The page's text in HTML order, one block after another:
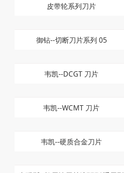
皮带轮系列刀片
御钻--切断刀片系列 05
韦凯--DCGT 刀片
韦凯--WCMT 刀片
韦凯--硬质合金刀片